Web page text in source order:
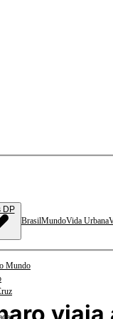
DP
Mundo
BrasilMundoVida Urbana